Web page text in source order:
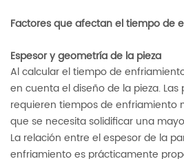
Factores que afectan el tiempo de
Espesor y geometría de la pieza
Al calcular el tiempo de
en cuenta el diseño de la pieza. Las
requieren tiempos de enfriamiento
que se necesita solidificar una
La relación entre el espesor de la
enfriamiento es prácticamente